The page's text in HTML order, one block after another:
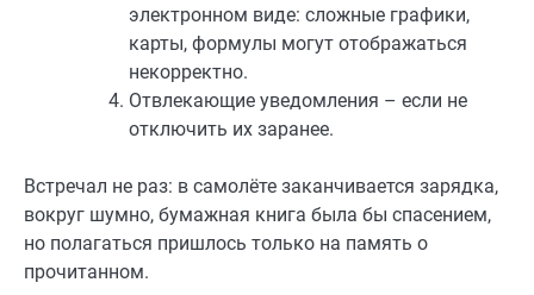
электронном виде: сложные графики,
карты, формулы могут отображаться
некорректно.
Отвлекающие уведомления – если не
отключить их заранее.
Встречал не раз: в самолёте заканчивается зарядка,
вокруг шумно, бумажная книга была бы спасением,
но полагаться пришлось только на память о
прочитанном.